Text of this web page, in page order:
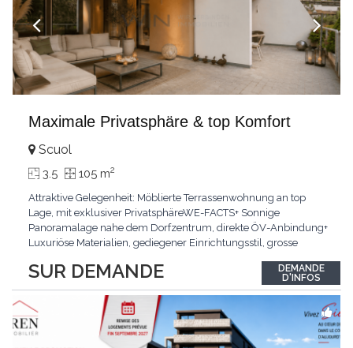
Maximale Privatsphäre & top Komfort
SUR DEMANDE
Scuol
3.5 105 m2
Attraktive Gelegenheit: Möblierte Terrassenwohnung an top
Lage, mit exklusiver PrivatsphäreWE-FACTS+ Sonnige
Panoramalage nahe dem Dorfzentrum, direkte ÖV-Anbindung+
Luxuriöse Materialien, gediegener Einrichtungsstil, grosse
gemeinschaftliche WaschküchePasst für:Geniesser von
Weitblick und gehobenem WohnkomfortDie Wohnung wird
hochwertig
DEMANDE
D'INFOS